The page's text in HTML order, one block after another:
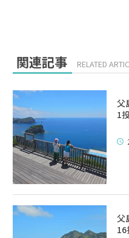
関連記事 RELATED
父
1
父
16